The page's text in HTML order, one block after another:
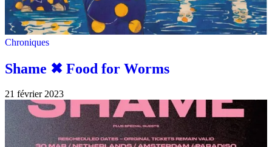
Chroniques
Shame ✖︎ Food for Worms
21 février 2023